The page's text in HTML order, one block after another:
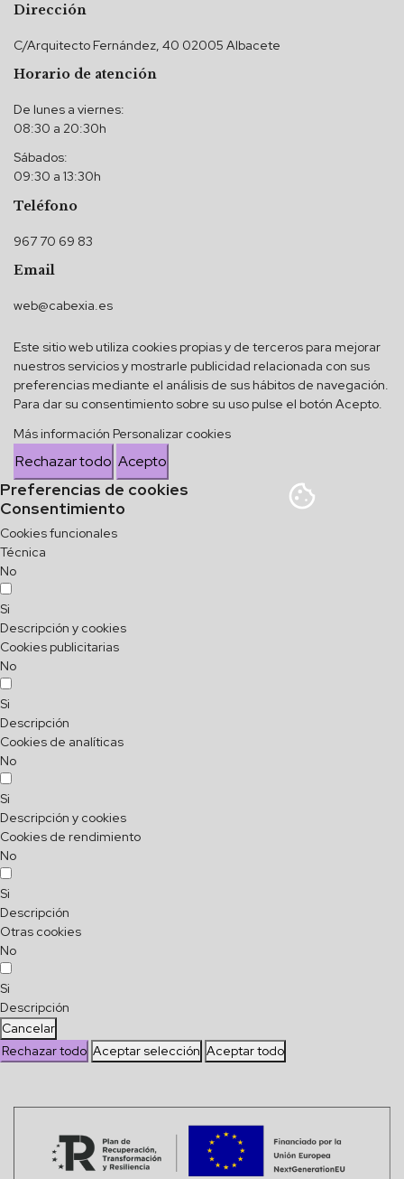
Dirección
C/Arquitecto Fernández, 40 02005 Albacete
Horario de atención
De lunes a viernes:
08:30 a 20:30h
Sábados:
09:30 a 13:30h
Teléfono
967 70 69 83
Email
web@cabexia.es
Este sitio web utiliza cookies propias y de terceros para mejorar
nuestros servicios y mostrarle publicidad relacionada con sus
preferencias mediante el análisis de sus hábitos de navegación.
Para dar su consentimiento sobre su uso pulse el botón Acepto.
Más información Personalizar cookies
Rechazar todo Acepto
Preferencias de cookies
Consentimiento
Cookies funcionales
Técnica
No
Si
Descripción y cookies
Cookies publicitarias
No
Si
Descripción
Cookies de analíticas
No
Si
Descripción y cookies
Cookies de rendimiento
No
Si
Descripción
Otras cookies
No
Si
Descripción
Cancelar
Rechazar todo Aceptar selección Aceptar todo